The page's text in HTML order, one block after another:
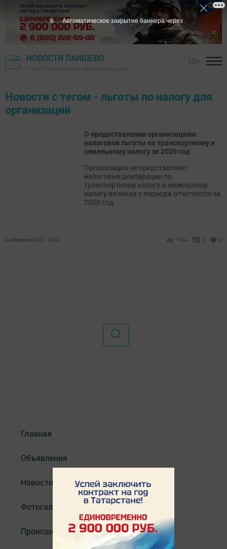
НОВОСТИ ЛАИШЕВО
Новости с тегом - льготы по налогу для
организаций
О предоставлении организациям
налоговой льготы по транспортному и
земельному налогу за 2020 год
Организации не представляют
налоговые декларации по
транспортному налогу и земельному
налогу начиная с периода отчетности за
2020 год.
04 февраля 2021, 10:02 1194 0 0
Главная
Объявления
Новости
Фотогалерея
Происшествия
6 Автоматическое закрытие баннера через